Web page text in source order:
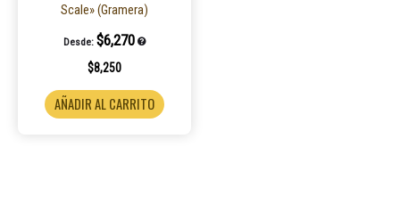
Scale» (Gramera)
Desde: $6,270
$8,250
AÑADIR AL CARRITO